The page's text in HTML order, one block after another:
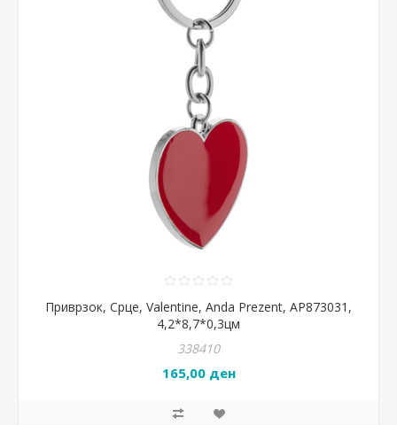
Приврзок, Срце, Valentine, Anda Prezent, AP873031,
4,2*8,7*0,3цм
338410
165,00 ден